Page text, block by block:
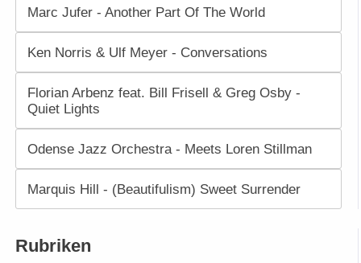
Marc Jufer - Another Part Of The World
Ken Norris & Ulf Meyer - Conversations
Florian Arbenz feat. Bill Frisell & Greg Osby -
Quiet Lights
Odense Jazz Orchestra - Meets Loren Stillman
Marquis Hill - (Beautifulism) Sweet Surrender
Rubriken